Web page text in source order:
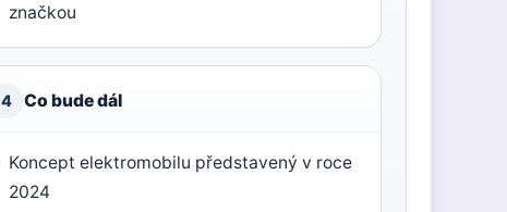
značkou
4 Co bude dál
Koncept elektromobilu představený v roce
2024